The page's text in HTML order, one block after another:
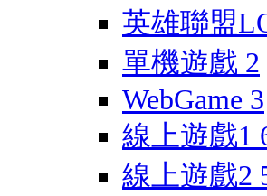
英雄聯盟
單機遊戲 2
WebGame 3
線上遊戲1
線上遊戲2